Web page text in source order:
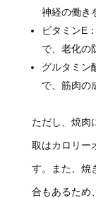
神経の働き
ビタミンE
で、老化の
グルタミン
で、筋肉の
ただし、焼肉
取はカロリー
す。また、焼
合もあるため